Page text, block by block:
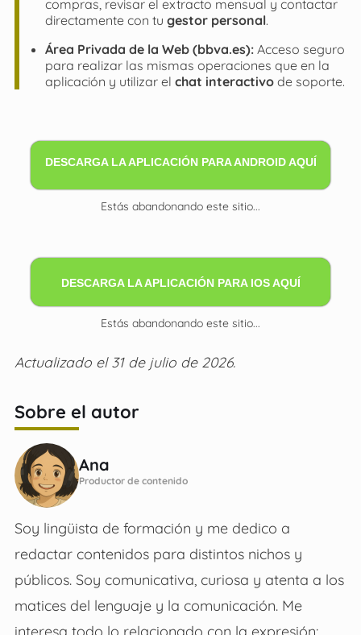
compras, revisar el extracto mensual y contactar
directamente con tu gestor personal.
Área Privada de la Web (bbva.es):Acceso seguro
para realizar las mismas operaciones que en la
aplicación y utilizar el chat interactivode soporte.
DESCARGA LA APLICACIÓN PARA ANDROID AQUÍ
Estás abandonando este sitio...
DESCARGA LA APLICACIÓN PARA IOS AQUÍ
Estás abandonando este sitio...
Actualizado el 31 de julio de 2026.
Sobre el autor
Ana
Productor de contenido
Soy lingüista de formación y me dedico a
redactar contenidos para distintos nichos y
públicos. Soy comunicativa, curiosa y atenta a los
matices del lenguaje y la comunicación. Me
interesa todo lo relacionado con la expresión: